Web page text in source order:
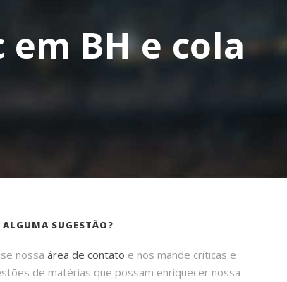
BH e cola
ALGUMA SUGESTÃO?
nossaárea de contato e nos mande críticas e
de matérias que possam enriquecer nossa